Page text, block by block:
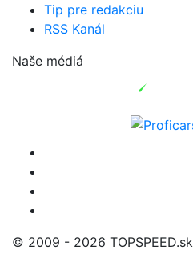
Tip pre redakciu
RSS Kanál
Naše médiá
© 2009 - 2026 TOPSPEED.sk